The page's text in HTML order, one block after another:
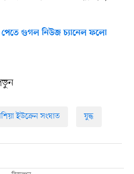
গুগল নিউজ চ্যানেল ফলো
ইউক্রেন সংঘাত যুদ্ধ